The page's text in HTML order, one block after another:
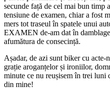
secunde față de cel mai bun timp
tensiune de examen, chiar a fost
mers tot traseul în spatele unui
EXAMEN de-am dat în
afumătura de consecință.
Așadar, de azi sunt biker cu acte-
grație aroganțelor și ironiilor,
minute ce nu reușisem în trei luni
din mine!